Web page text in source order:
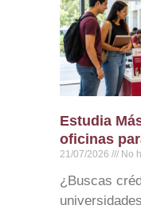
Estudia
oficinas
21/07/2026 No
¿Buscas